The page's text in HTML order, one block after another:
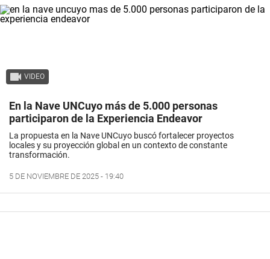
VIDEO
En la Nave UNCuyo más de 5.000 personas
participaron de la Experiencia Endeavor
La propuesta en la Nave UNCuyo buscó fortalecer proyectos
locales y su proyección global en un contexto de constante
transformación.
5 DE NOVIEMBRE DE 2025 - 19:40